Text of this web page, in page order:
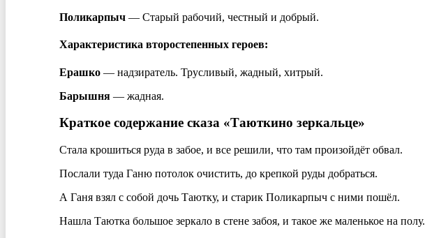
Поликарпыч— Старый рабочий, честный и добрый.
Характеристика второстепенных героев:
Ерашко— надзиратель. Трусливый, жадный, хитрый.
Барышня— жадная.
Краткое содержание сказа «Таюткино зеркальце»
Стала крошиться руда в забое, и все решили, что там произойдёт обвал.
Послали туда Ганю потолок очистить, до крепкой руды добраться.
А Ганя взял с собой дочь Таютку, и старик Поликарпыч с ними пошёл.
Нашла Таютка большое зеркало в стене забоя, и такое же маленькое на полу.